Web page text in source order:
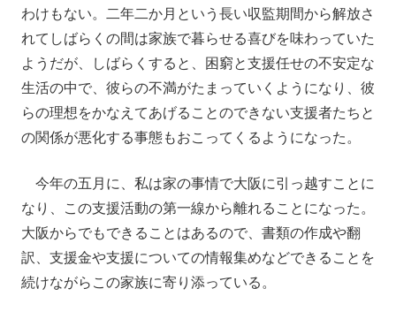
わけもない。二年二か月という長い収監期間から解放さ
れてしばらくの間は家族で暮らせる喜びを味わっていた
ようだが、しばらくすると、困窮と支援任せの不安定な
生活の中で、彼らの不満がたまっていくようになり、彼
らの理想をかなえてあげることのできない支援者たちと
の関係が悪化する事態もおこってくるようになった。
今年の五月に、私は家の事情で大阪に引っ越すことに
なり、この支援活動の第一線から離れることになった。
大阪からでもできることはあるので、書類の作成や翻
訳、支援金や支援についての情報集めなどできることを
続けながらこの家族に寄り添っている。